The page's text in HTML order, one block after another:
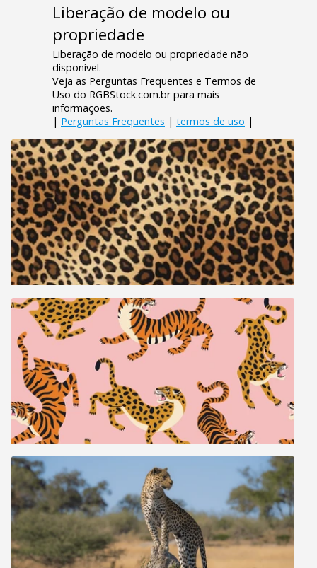
Liberação de modelo ou
propriedade
Liberação de modelo ou propriedade não
disponível.
Veja as Perguntas Frequentes e Termos de
Uso do RGBStock.com.br para mais
informações.
| Perguntas Frequentes | termos de uso |